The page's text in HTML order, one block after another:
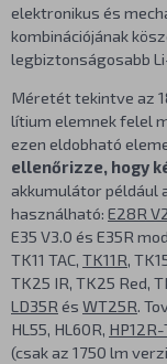
elektronikus és
kombinációjának
legbiztonságosabb
Méretét tekintve az
lítium elemnek felel
ezen eldobható
ellenőrizze, hogy
akkumulátor például
használható: E28R
E35 V3.0 és E35R
TK11 TAC, TK11R,
TK25 IR, TK25 Red,
LD35R és WT25R.
HL55, HL60R, HP12R-
(csak az 1750 lm